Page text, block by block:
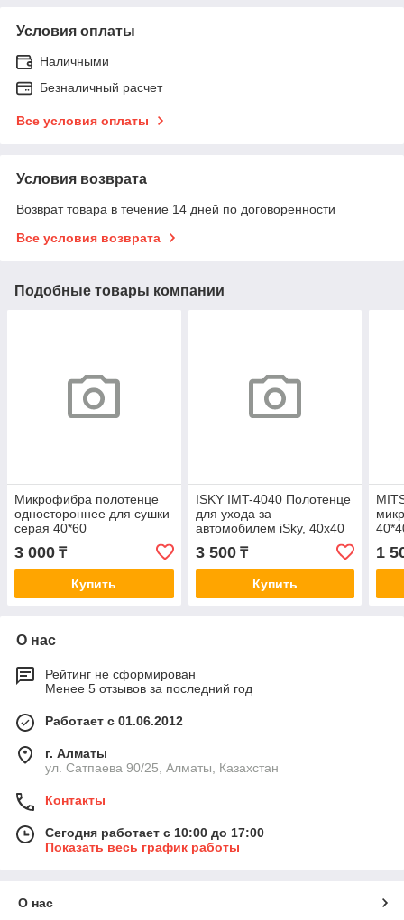
Условия оплаты
Наличными
Безналичный расчет
Все условия оплаты
Условия возврата
Возврат товара в течение 14 дней по договоренности
Все условия возврата
Подобные товары компании
Микрофибра полотенце
одностороннее для сушки
серая 40*60
3 000 ₸
Купить
ISKY IMT-4040 Полотенце
для ухода за
автомобилем iSky, 40х40
см, микрофибра, серый,
500г/м2
3 500₸
Купить
1
О нас
Рейтинг не сформирован
Менее 5 отзывов за последний год
Работает с 01.06.2012
г. Алматы
ул. Сатпаева 90/25, Алматы, Казахстан
Контакты
Сегодня работает с 10:00 до 17:00
Показать весь график работы
О нас